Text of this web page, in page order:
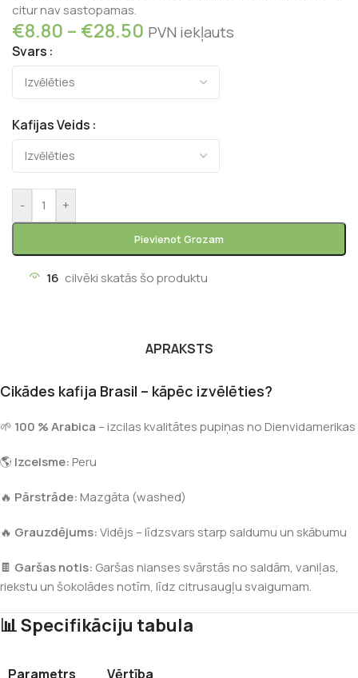
citur nav sastopamas.
€8.80 – €28.50 PVN iekļauts
Svars
Kafijas Veids
- +
Pievienot Grozam
16 cilvēki skatās šo produktu
APRAKSTS
Cikādes kafija Brasil – kāpēc izvēlēties?
🌱 100 % Arabica – izcilas kvalitātes pupiņas no Dienvidamerikas
🌎 Izcelsme:Peru
🔥 Pārstrāde:Mazgāta (washed)
🔥 Grauzdējums:Vidējs – līdzsvars starp saldumu un skābumu
🍫 Garšas notis: Garšas nianses svārstās no saldām, vaniļas,
riekstu un šokolādes notīm, līdz citrusaugļu svaigumam.
📊 Specifikāciju tabula
Parametrs Vērtība